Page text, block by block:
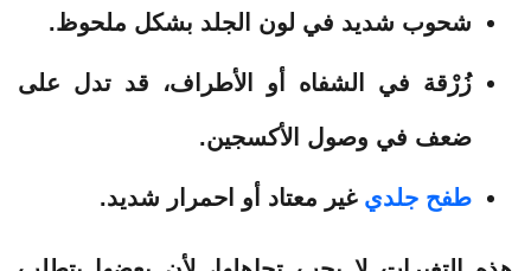
شحوب شديد في لون الجلد بشكل ملحوظ.
زُرْقة في الشفاه أو الأطراف، قد تدل على
ضعف في وصول الأكسجين.
طفح جلدي غير معتاد أو احمرار شديد.